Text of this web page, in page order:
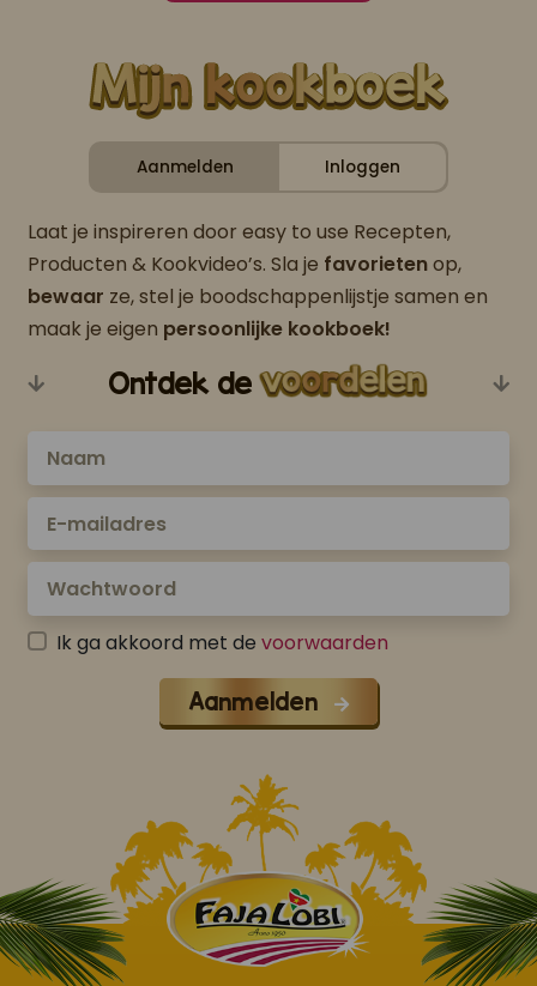
Aanmelden Inloggen
Laat je inspireren door easy to use Recepten,
Producten & Kookvideo’s. Sla je favorietenop,
bewaar ze, stel je boodschappenlijstje samen en
maak je eigen persoonlijke kookboek!
Ontdek de
Ik ga akkoord met de voorwaarden
Aanmelden